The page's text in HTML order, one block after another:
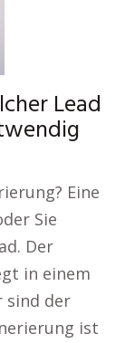
Lead
Eine
Sie
Der
in einem
sind der
ist